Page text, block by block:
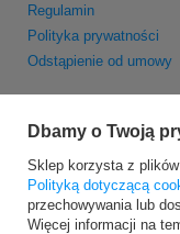
Regulamin
Polityka prywatności
Odstąpienie od umowy
Zarejestruj się
Moje zamówienia
Koszyk
Obserwowane
Dbamy o Twoją
Sklep korzysta z
Polityką dotyczącą
przechowywania lub
Więcej informacji na